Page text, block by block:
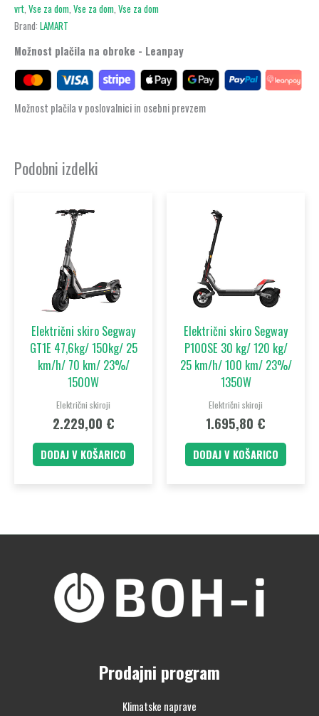
vrt Vse za dom Vse za dom Vse za dom
Brand: LAMART
Možnost plačila na obroke - Leanpay
Možnost plačila v poslovalnici in osebni prevzem
Podobni izdelki
Električni skiro Segway
GT1E 47,6kg/ 150kg/ 25
km/h/ 70 km/ 23%/
1500W
Električni skiroji
2.229,00 €
DODAJ V KOŠARICO
Električni skiro Segway
P100SE 30 kg/ 120 kg/
25 km/h/ 100 km/ 23%/
1350W
Električni skiroji
1.695,80 €
DODAJ V KOŠARICO
Prodajni program
Klimatske naprave